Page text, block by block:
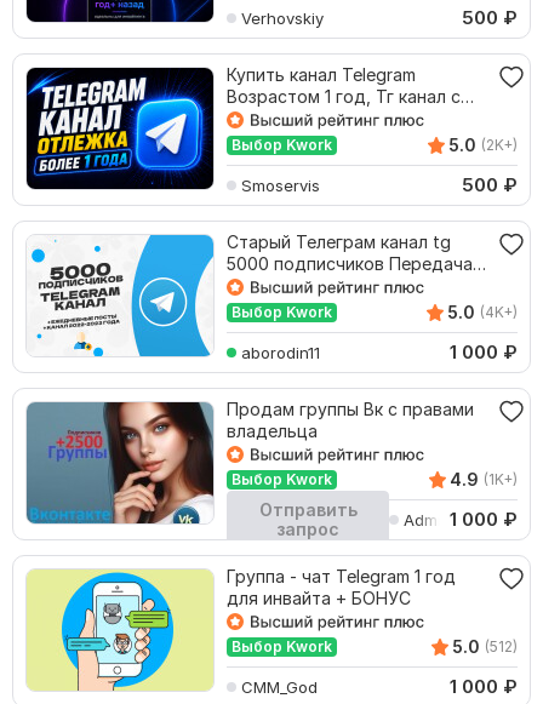
Verhovskiy 500 ₽
Купить канал Telegram
Возрастом 1 год, Тг канал с
отлежкой год
Выбор Kwork 5.0 (2K+)
Smoservis 500 ₽
Старый Телеграм канал tg
5000 подписчиков Передача
прав в тг
Выбор Kwork 5.0 (4K+)
aborodin11 1 000 ₽
Кворк остановлен
Продам группы Вк с правами
владельца
Выбор Kwork 4.9 (1K+)
Отправить
запрос
AdminArti
1 000 ₽
Группа - чат Telegram 1 год
для инвайта + БОНУС
Выбор Kwork 5.0 (512)
CMM_God 1 000 ₽